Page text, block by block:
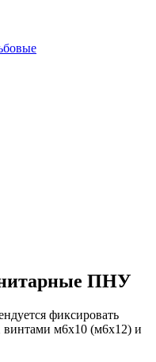
ПНУ
фиксировать
м6х10 (м6х12) и